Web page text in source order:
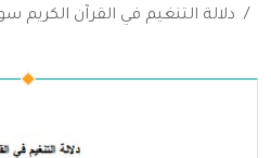
دلالة التنغيم في القرآن الكريم